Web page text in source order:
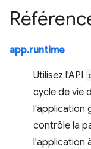
app.runtime
Utilisez l'API
cycle de vie
l'application
contrôle la
l'application